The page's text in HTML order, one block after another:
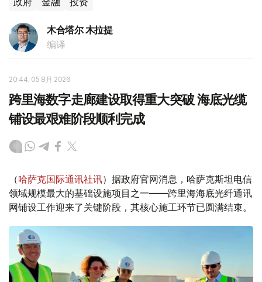
木合塔尔 木拉提
编译
20:44, 05 8月 2026
跨里海数字走廊建设取得重大突破 海底光缆
铺设最艰难阶段顺利完成
（哈萨克国际通讯社讯）据政府官网消息，哈萨克斯坦电信
领域规模最大的基础设施项目之一——跨里海海底光纤通讯
网铺设工作迎来了关键阶段，其核心施工环节已圆满结束。